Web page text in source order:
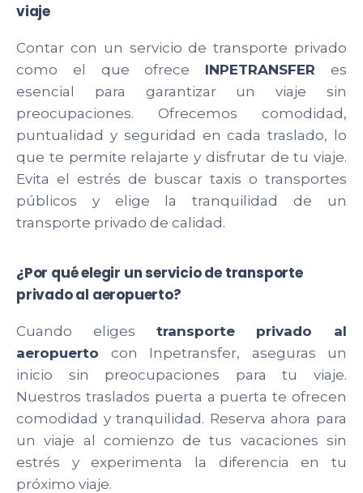
viaje
Contar con un servicio de transporte privado
como el que ofrece INPETRANSFER es
esencial para garantizar un viaje sin
preocupaciones. Ofrecemos comodidad,
puntualidad y seguridad en cada traslado, lo
que te permite relajarte y disfrutar de tu viaje.
Evita el estrés de buscar taxis o transportes
públicos y elige la tranquilidad de un
transporte privado de calidad.
¿Por qué elegir un servicio de transporte
privado al aeropuerto?
Cuando eliges transporte privado al
aeropuerto con Inpetransfer, aseguras un
inicio sin preocupaciones para tu viaje.
Nuestros traslados puerta a puerta te ofrecen
comodidad y tranquilidad. Reserva ahora para
un viaje al comienzo de tus vacaciones sin
estrés y experimenta la diferencia en tu
próximo viaje.